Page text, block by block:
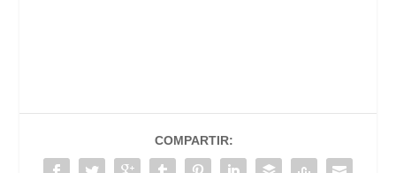
COMPARTIR: